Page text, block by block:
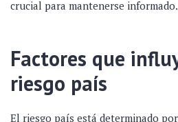
crucial para mantenerse informado.
Factores que
riesgo país
El riesgo país está determinado